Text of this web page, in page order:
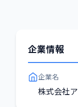
企業情報
企業名
株式会社